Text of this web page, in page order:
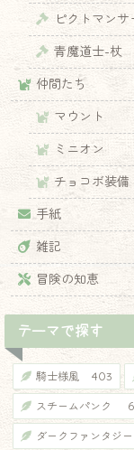
ピクトマンサ
青魔道士-杖
仲間たち
マウント
ミニオン
チョコボ装備
手紙
雑記
冒険の知恵
テーマで探す
騎士様風 403
スチームパンク
ダークファンタジー